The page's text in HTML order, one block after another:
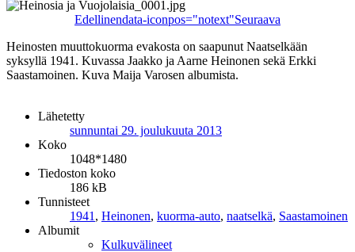
Edellinendata-iconpos="notext"Seuraava
Heinosten muuttokuorma evakosta on saapunut Naatselkään
syksyllä 1941. Kuvassa Jaakko ja Aarne Heinonen sekä Erkki
Saastamoinen. Kuva Maija Varosen albumista.
Lähetetty
sunnuntai 29. joulukuuta 2013
Koko
1048*1480
Tiedoston koko
186 kB
Tunnisteet
1941 , Heinonen, kuorma-auto, naatselkä, Saastamoinen
Albumit
Kulkuvälineet